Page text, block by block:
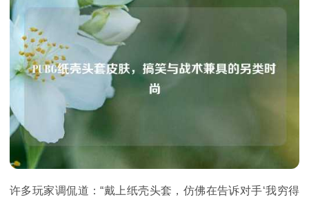
许多玩家调侃道：“戴上纸壳头套，仿佛在告诉对手‘我穷得